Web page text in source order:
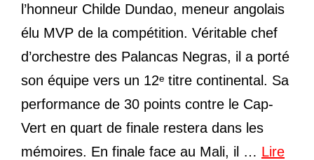
l’honneur Childe Dundao, meneur angolais
élu MVP de la compétition. Véritable chef
d’orchestre des Palancas Negras, il a porté
son équipe vers un 12ᵉ titre continental. Sa
performance de 30 points contre le Cap-
Vert en quart de finale restera dans les
mémoires. En finale face au Mali, il … Lire